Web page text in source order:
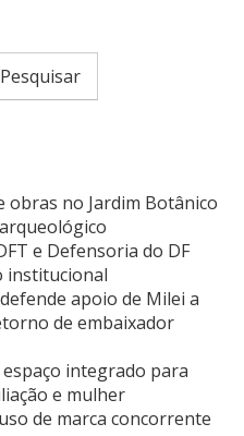
Pesquisar
obras no Jardim Botânico
e Defensoria do DF
institucional
apoio de Milei a
de embaixador
integrado para
e mulher
de marca concorrente